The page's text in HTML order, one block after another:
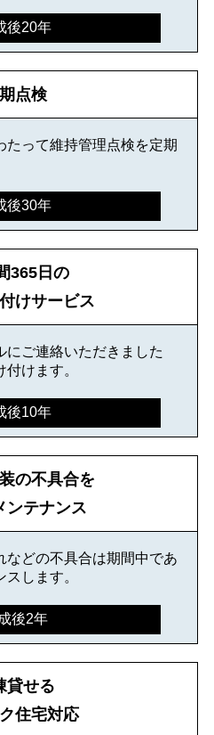
後20年
点検
たって維持管理点検を定期
後30年
365日の
けサービス
にご連絡いただきました
けます。
後10年
の不具合を
ンテナンス
などの不具合は期間中であ
します。
後2年
貸せる
住宅対応